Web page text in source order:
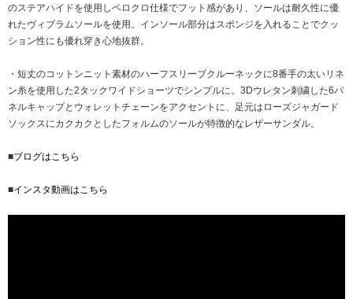
のステアハイドを使用しベロクロ仕様でフット感があり、ソールは耐久性に優
れたヴィブラムソールを使用。インソール部分はスポンジを入れることでクッ
ション性にも優れ穿き心地抜群。
・短丈のコットンニット素材のハーフスリーブクルーネックに8番手の太いリネ
ン糸を使用した2タックワイドショーツでシンプルに。3Dウレタン刺繍した6パ
ネルキャップとウォレットチェーンをアクセントに、足元はローズジャガード
ソックスにカクカクとしたフォルムのソールが特徴的なレザーサンダル。
■ブログはこちら
■インスタ動画はこちら